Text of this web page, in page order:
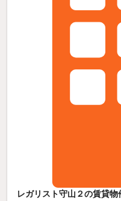
レガリスト守山２の賃貸物